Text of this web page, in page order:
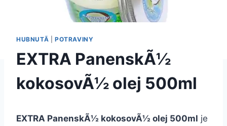
HUBNUTÃ­ POTRAVINY
EXTRA PanenskÃ½
kokosovÃ½ olej 500ml
EXTRA PanenskÃ½ kokosovÃ½ olej 500ml je